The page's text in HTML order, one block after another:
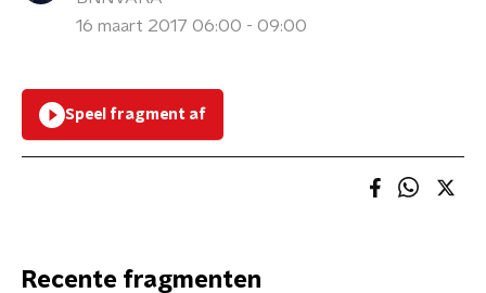
16 maart 2017 06:00 - 09:00
Speel fragment af
Recente fragmenten